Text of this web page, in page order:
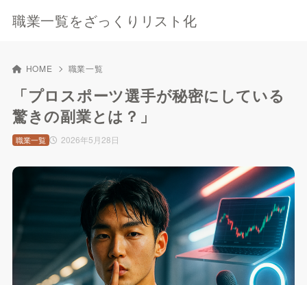
職業一覧をざっくりリスト化
HOME 職業一覧
「プロスポーツ選手が秘密にしている
驚きの副業とは？」
2026年5月28日
職業一覧